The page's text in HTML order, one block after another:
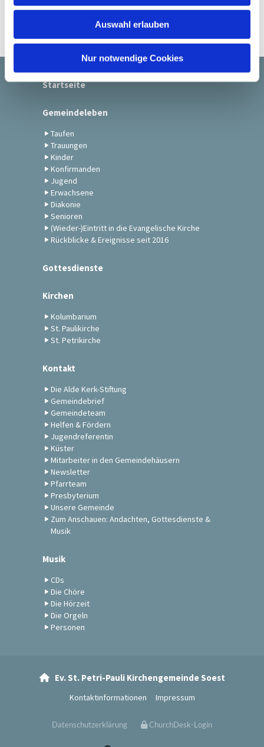
l
Auswahl erlauben
Nur notwendige Cookies
Startseite
Gemeindeleben
Taufen
Trauungen
Kinder
Konfirmanden
Jugend
Erwachsene
Diakonie
Senioren
(Wieder-)Eintritt in die Evangelische Kirche
Rückblicke & Ereignisse seit 2016
Gottesdienste
Kirchen
Kolumbarium
St. Paulikirche
St. Petrikirche
Kontakt
Die Alde Kerk-Stiftung
Gemeindebrief
Gemeindeteam
Helfen & Fördern
Jugendreferentin
Küster
Mitarbeiter in den Gemeindehäusern
Newsletter
Pfarrteam
Presbyterium
Unsere Gemeinde
Zum Anschauen: Andachten, Gottesdienste &
Musik
Musik
CDs
Die Chöre
Die Hörzeit
Die Orgeln
Personen
Ev. St. Petri-Pauli Kirchengemeinde Soest
Kontaktinformationen Impressum
Datenschutzerklärung ChurchDesk-Login